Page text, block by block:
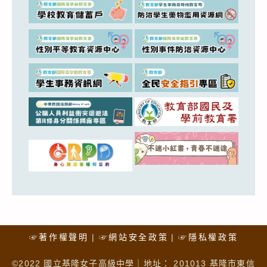
☞著作權聲明 ☞網站安全政策 ☞隱私權政策
©2022 國立基隆女子高級中學｜地址： 201013 基隆市東信